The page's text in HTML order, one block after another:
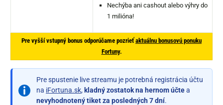
Nechýba ani cashout alebo výhry do
1 milióna!
Pre vyšší vstupný bonus odporúčame pozrieťaktuálnu bonusovú ponuku
Fortuny.
Pre spustenie live streamu je potrebná registrácia účtu
na iFortuna.sk, kladný zostatok na hernom účtea
nevyhodnotený tiket za posledných7 dní.